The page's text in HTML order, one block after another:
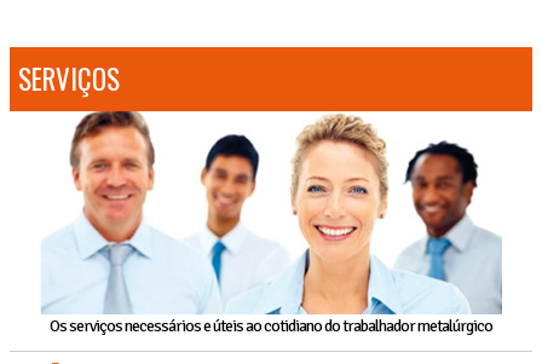
SERVIÇOS
Os serviços necessários e úteis ao cotidiano do trabalhador metalúrgico